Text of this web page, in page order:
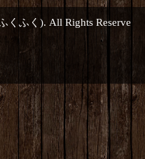
くふく). All Rights Reserve